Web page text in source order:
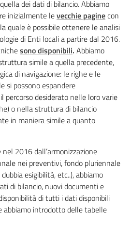
dei dati di bilancio. Abbiamo
inizialmente levecchie paginecon
quale è possibile ottenere le analisi
di Enti locali a partire dal 2016.
sono disponibili. Abbiamo
simile a quella precedente,
di navigazione: le righe e le
si possono espandere
percorso desiderato nelle loro varie
o nella struttura di bilancio
in maniera simile a quanto
2016 dall’armonizzazione
nei preventivi, fondo pluriennale
esigibilità, etc..), abbiamo
di bilancio, nuovi documenti e
di tutti i dati disponibili
abbiamo introdotto delle tabelle